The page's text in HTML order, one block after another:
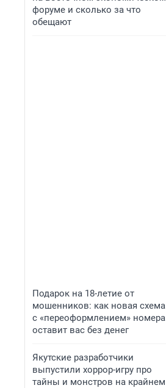
форуме и сколько за что
обещают
Подарок на 18-летие от
мошенников: как новая схема
с «переоформлением» номера
оставит вас без денег
Якутские разработчики
выпустили хоррор-игру про
тайны и монстров на крайнем